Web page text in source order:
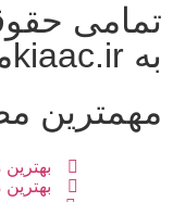
تمامی
به kiaac.irمی باشد
مهمترین